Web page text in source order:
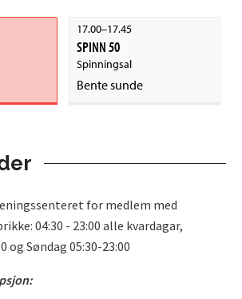
for medlem med
04:30 - 23:00 alle kvardagar,
og Søndag 05:30-23:00